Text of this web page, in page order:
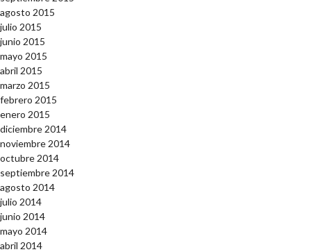
agosto 2015
julio 2015
junio 2015
mayo 2015
abril 2015
marzo 2015
febrero 2015
enero 2015
diciembre 2014
noviembre 2014
octubre 2014
septiembre 2014
agosto 2014
julio 2014
junio 2014
mayo 2014
abril 2014